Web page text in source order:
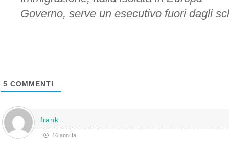
Governo, serve un esecutivo fuori dagli
5 COMMENTI
frank
16 anni fa